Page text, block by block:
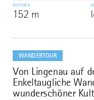
AUFSTIEG
152 m
WANDERTOUR
7
Von Lingenau auf
Enkeltaugliche
wunderschöner
dazu